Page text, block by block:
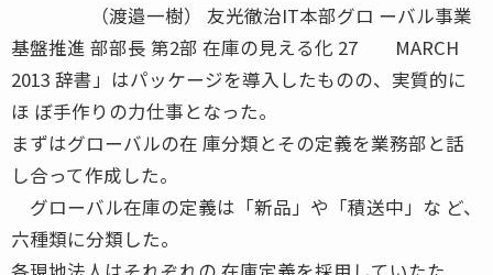
（渡邉一樹） 友光徹治IT本部グロ ーバル事業
基盤推進 部部長 第2部 在庫の見える化 27 MARCH
2013 辞書」はパッケージを導入したものの、実質的に
ほ ぼ手作りの力仕事となった。
まずはグローバルの在 庫分類とその定義を業務部と話
し合って作成した。
グローバル在庫の定義は「新品」や「積送中」な ど、
六種類に分類した。